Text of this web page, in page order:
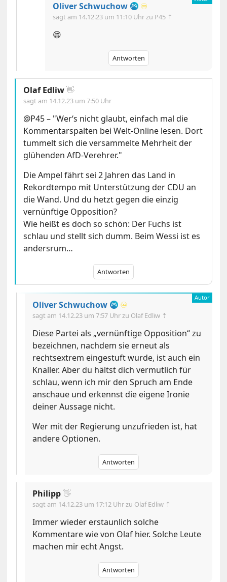
Oliver Schwuchow ♾️
sagt am 14.12.23 um 11:10 Uhrzu P45 ⇡
😄
Antworten
Olaf Edliw👋
sagt am 14.12.23 um 7:50 Uhr
@P45 – "Wer‘s nicht glaubt, einfach mal die
Kommentarspalten bei Welt-Online lesen. Dort
tummelt sich die versammelte Mehrheit der
glühenden AfD-Verehrer."
Die Ampel fährt sei 2 Jahren das Land in
Rekordtempo mit Unterstützung der CDU an
die Wand. Und du hetzt gegen die einzig
vernünftige Opposition?
Wie heißt es doch so schön: Der Fuchs ist
schlau und stellt sich dumm. Beim Wessi ist es
andersrum…
Antworten
Oliver Schwuchow ♾️
sagt am 14.12.23 um 7:57 Uhrzu Olaf Edliw ⇡
Diese Partei als „vernünftige Opposition“ zu
bezeichnen, nachdem sie erneut als
rechtsextrem eingestuft wurde, ist auch ein
Knaller. Aber du hältst dich vermutlich für
schlau, wenn ich mir den Spruch am Ende
anschaue und erkennst die eigene Ironie
deiner Aussage nicht.
Wer mit der Regierung unzufrieden ist, hat
andere Optionen.
Antworten
Philipp👋
sagt am 14.12.23 um 17:12 Uhrzu Olaf Edliw ⇡
Immer wieder erstaunlich solche
Kommentare wie von Olaf hier. Solche Leute
machen mir echt Angst.
Antworten